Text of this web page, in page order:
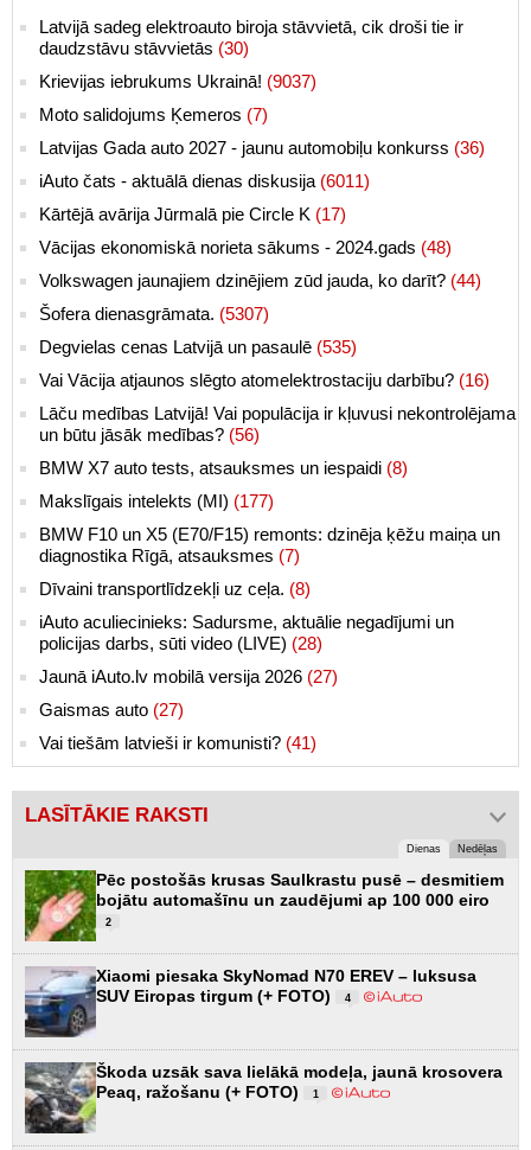
Latvijā sadeg elektroauto biroja stāvvietā, cik droši tie ir
daudzstāvu stāvvietās (30)
Krievijas iebrukums Ukrainā! (9037)
Moto salidojums Ķemeros (7)
Latvijas Gada auto 2027 - jaunu automobiļu konkurss (36)
iAuto čats - aktuālā dienas diskusija (6011)
Kārtējā avārija Jūrmalā pie Circle K (17)
Vācijas ekonomiskā norieta sākums - 2024.gads (48)
Volkswagen jaunajiem dzinējiem zūd jauda, ko darīt? (44)
Šofera dienasgrāmata. (5307)
Degvielas cenas Latvijā un pasaulē (535)
Vai Vācija atjaunos slēgto atomelektrostaciju darbību? (16)
Lāču medības Latvijā! Vai populācija ir kļuvusi nekontrolējama
un būtu jāsāk medības? (56)
BMW X7 auto tests, atsauksmes un iespaidi (8)
Makslīgais intelekts (MI) (177)
BMW F10 un X5 (E70/F15) remonts: dzinēja ķēžu maiņa un
diagnostika Rīgā, atsauksmes (7)
Dīvaini transportlīdzekļi uz ceļa. (8)
iAuto aculiecinieks: Sadursme, aktuālie negadījumi un
policijas darbs, sūti video (LIVE) (28)
Jaunā iAuto.lv mobilā versija 2026 (27)
Gaismas auto (27)
Vai tiešām latvieši ir komunisti? (41)
LASĪTĀKIE RAKSTI
Dienas Nedēļas
Pēc postošās krusas Saulkrastu pusē – desmitiem
bojātu automašīnu un zaudējumi ap 100 000 eiro
2
Xiaomi piesaka SkyNomad N70 EREV – luksusa
SUV Eiropas tirgum (+ FOTO)
4
Škoda uzsāk sava lielākā modeļa, jaunā krosovera
Peaq, ražošanu (+ FOTO)
1